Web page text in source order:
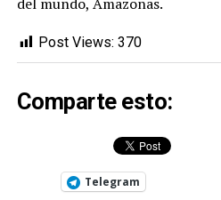
Post Views: 370
Comparte esto:
Telegram